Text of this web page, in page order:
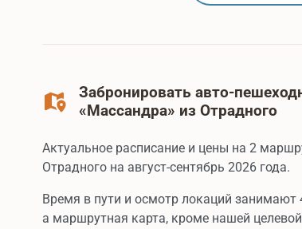
Забронировать авто-
«Массандра» из Отрадного
Актуальное расписание и цены на 2
Отрадного на август-сентябрь 2026 года.
Время в пути и осмотр локаций
а маршрутная карта, кроме нашей